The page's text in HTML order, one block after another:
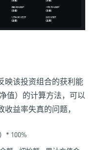
映该投资组合的获利能
值）的计算方法，可以
益率失真的问题，
* 100%